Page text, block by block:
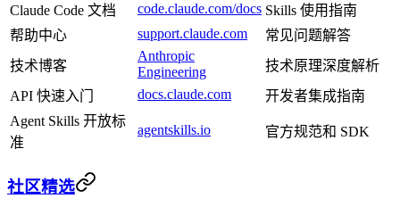
Claude Code 文档
code.claude.com/docs Skills 使用指南
帮助中心
support.claude.com
常见问题解答
技术博客
Anthropic
Engineering
技术原理深度解析
API 快速入门
docs.claude.com
开发者集成指南
Agent Skills 开放标
准
agentskills.io 官方规范和 SDK
社区精选